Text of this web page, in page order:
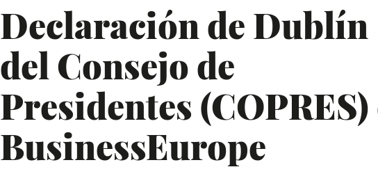
Declaración de Dublín
del Consejo de
Presidentes (COPRES)
BusinessEurope